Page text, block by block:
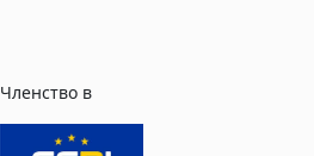
Членство в